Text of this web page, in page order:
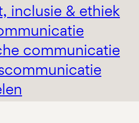
inclusie & ethiek
communicatie